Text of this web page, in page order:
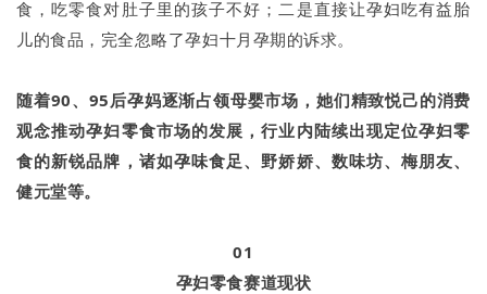
食，吃零食对肚子里的孩子不好；二是直接让孕妇吃有益胎
儿的食品，完全忽略了孕妇十月孕期的诉求。
随着90、95后孕妈逐渐占领母婴市场，她们精致悦己的消费
观念推动孕妇零食市场的发展，行业内陆续出现定位孕妇零
食的新锐品牌，诸如孕味食足、野娇娇、数味坊、梅朋友、
健元堂等。
01
孕妇零食赛道现状